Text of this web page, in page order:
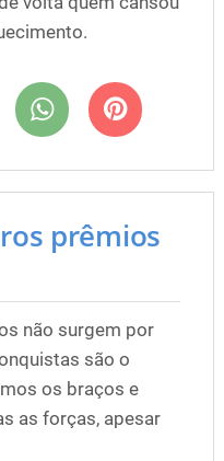
prêmios
não surgem por
são o
os braços e
as forças, apesar